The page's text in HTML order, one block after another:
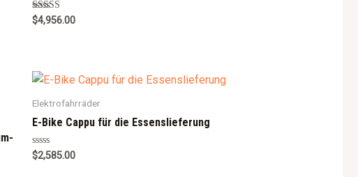
Rated
5.00
$4,956.00
Elektrofahrräder
E-Bike Cappu für die Essenslieferung
Rated
0
$2,585.00